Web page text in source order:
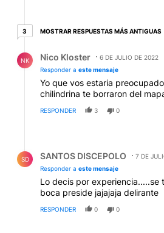
33 respuestas más antiguas
MOSTRAR RESPUESTAS MÁS ANTIGUAS
NK Nico Kloster
6 DE JULIO DE 2022
Responder a este mensaje
Yo que vos estaria
chilindrina te borraron del
RESPONDER 3 0
SD SANTOS DISCEPOLO
7 DE
Responder a este mensaje
Lo decis por experiencia.....se
boca preside jajajaja delirante
RESPONDER 0 0